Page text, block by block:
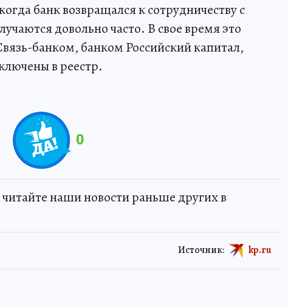
банк возвращался к сотрудничеству с
довольно часто. В свое время это
банком, банком Российский капитал,
в реестр.
0
наши новости раньше других в
Источник: kp.ru